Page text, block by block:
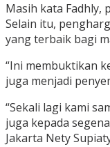
Masih kata Fadhly,
Selain itu,
yang terbaik bagi
“Ini membuktikan
juga menjadi
“Sekali lagi kami
juga kepada
Jakarta Nety